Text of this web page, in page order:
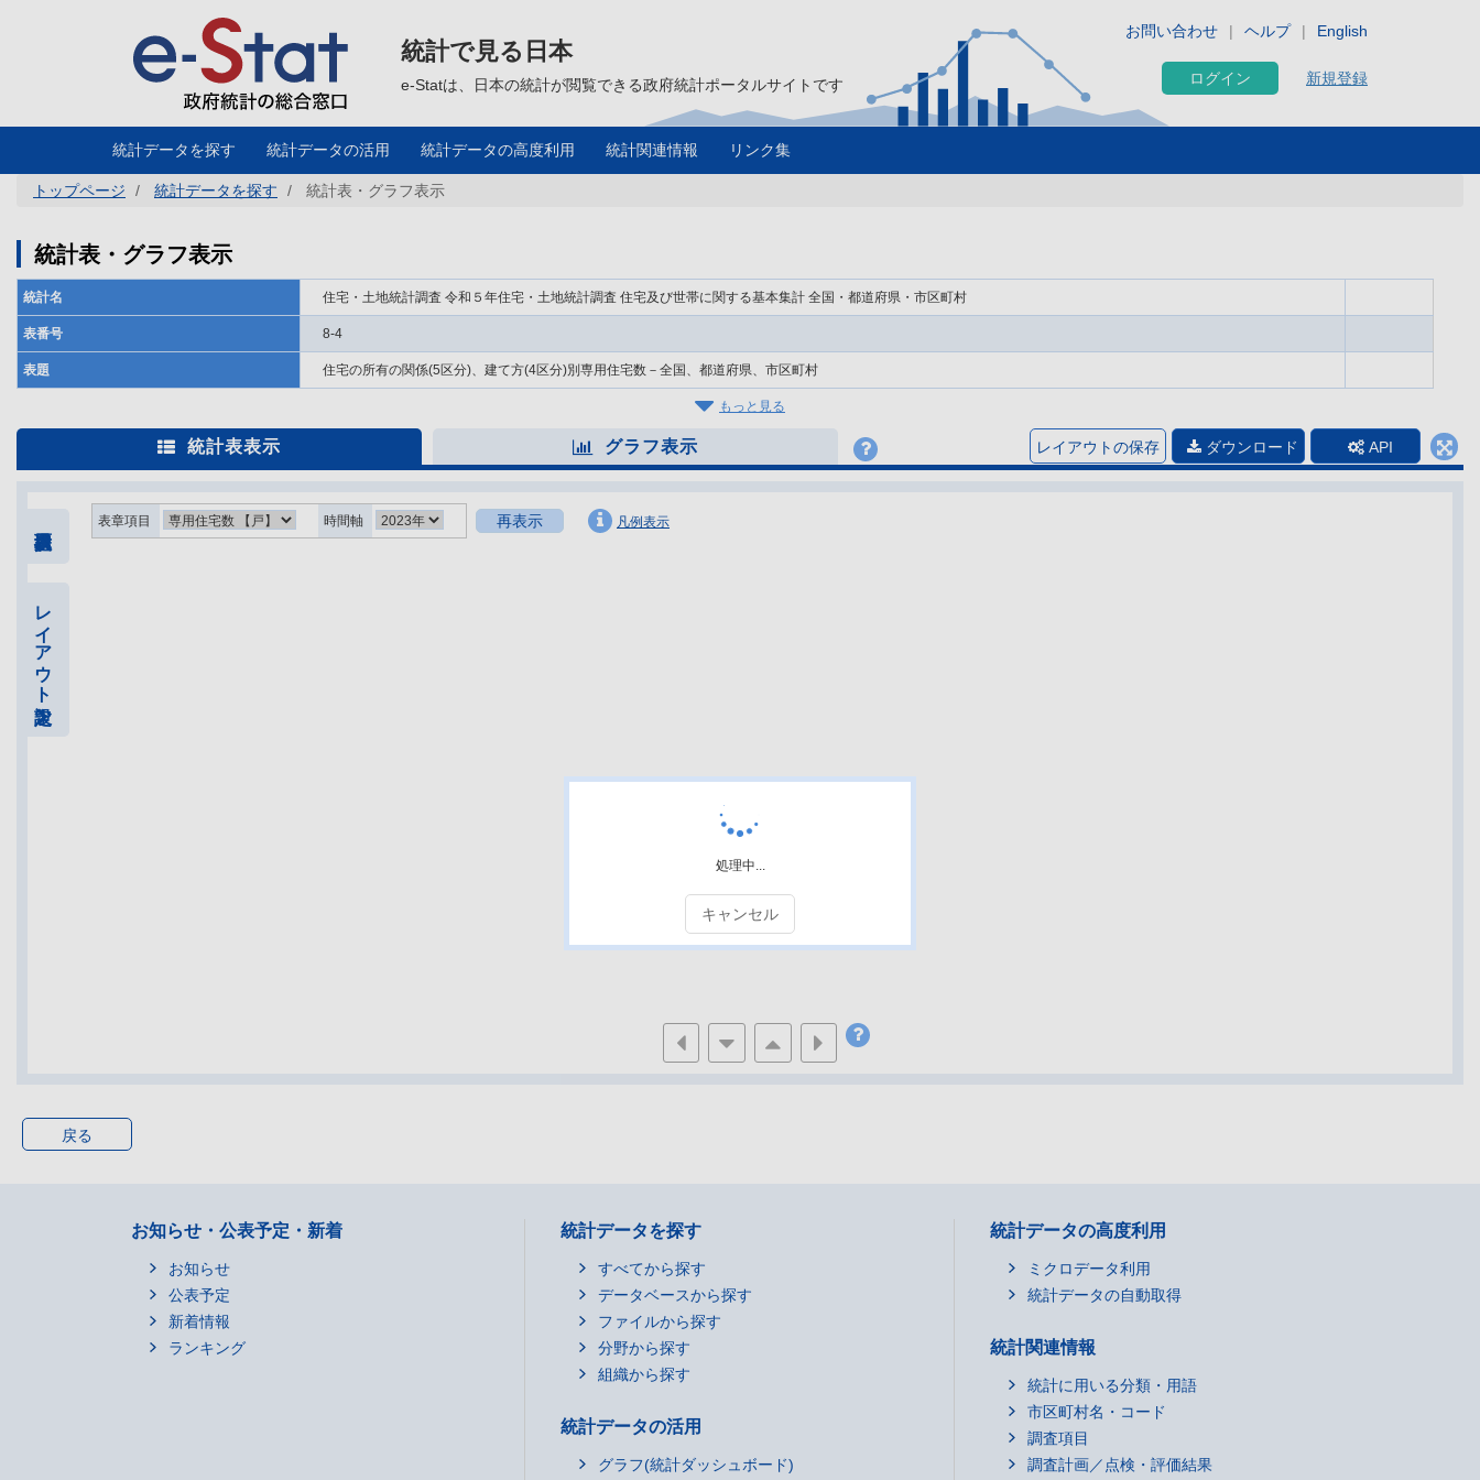
に
English
お問い合わせ ヘルプ
統計で見る日本
e-Statは、日本の統計が閲覧できる政府統計ポータルサイトです ログイン 新規登録
統計データを探す 統計データの活用 統計データの高度利用 統計関連情報 リンク集
トップページ 統計データを探す 統計表・グラフ表示
統計表・グラフ表示
統計名 住宅・土地統計調査 令和５年住宅・土地統計調査 住宅及び世帯に関する基本集計 全国・都道府県・市区町村
表番号 8-4
表題 住宅の所有の関係(5区分)、建て方(4区分)別専用住宅数－全国、都道府県、市区町村
もっと見る
統計表表示 グラフ表示 レイアウトの保存 ダウンロード API
レイアウト設定
表章項目 時間軸 再表示 凡例表示
戻る
処理中...
キャンセル
お知らせ・公表予定・新着
お知らせ
公表予定
新着情報
ランキング
統計データを探す
すべてから探す
データベースから探す
ファイルから探す
分野から探す
組織から探す
統計データの活用
グラフ(統計ダッシュボード)
統計データの高度利用
ミクロデータ利用
統計データの自動取得
統計関連情報
統計に用いる分類・用語
市区町村名・コード
調査項目
調査計画／点検・評価結果